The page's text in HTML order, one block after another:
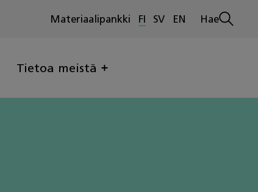
Materiaalipankki FI SV EN
Avaa
Hae
Tietoa meistä